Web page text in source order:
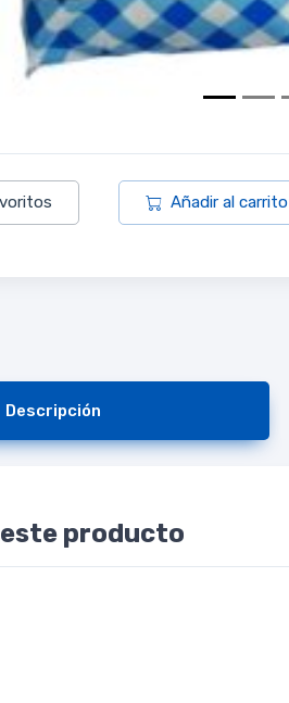
Añadir al carrito
Descripción
producto